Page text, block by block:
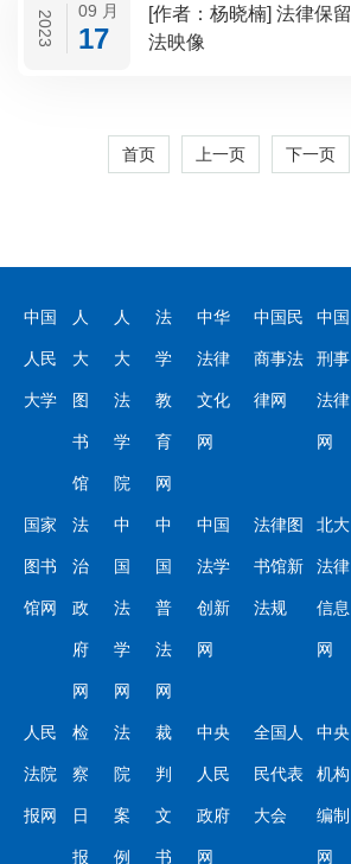
2023 09 月
17
[作者：杨晓楠] 法律保留原则的普通
法映像
首页 上一页 下一页
中国
人民
大学
人
大
图
书
馆
人
大
法
学
院
法
学
教
育
网
中华
法律
文化
网
中国民
商事法
律网
中国
刑事
法律
网
国家
图书
馆网
法
治
政
府
网
中
国
法
学
网
中
国
普
法
网
中国
法学
创新
网
法律图
书馆新
法规
北大
法律
信息
网
人民
法院
报网
检
察
日
报
法
院
案
例
裁
判
文
书
中央
人民
政府
网
全国人
民代表
大会
中央
机构
编制
网